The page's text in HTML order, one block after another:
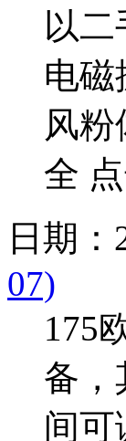
以
电磁
风粉
全
日期：
07)
175
备，
间可